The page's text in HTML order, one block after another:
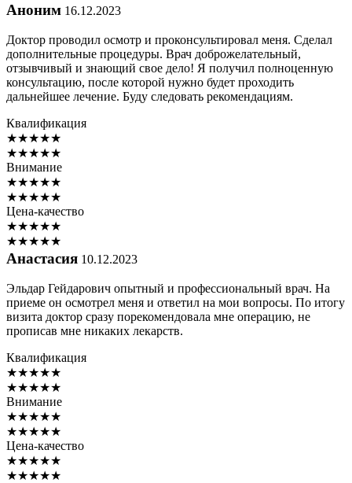
Аноним 16.12.2023
Доктор проводил осмотр и проконсультировал меня. Сделал
дополнительные процедуры. Врач доброжелательный,
отзывчивый и знающий свое дело! Я получил полноценную
консультацию, после которой нужно будет проходить
дальнейшее лечение. Буду следовать рекомендациям.
Квалификация
★★★★★
★★★★★
Внимание
★★★★★
★★★★★
Цена-качество
★★★★★
★★★★★
Анастасия 10.12.2023
Эльдар Гейдарович опытный и профессиональный врач. На
приеме он осмотрел меня и ответил на мои вопросы. По итогу
визита доктор сразу порекомендовала мне операцию, не
прописав мне никаких лекарств.
Квалификация
★★★★★
★★★★★
Внимание
★★★★★
★★★★★
Цена-качество
★★★★★
★★★★★